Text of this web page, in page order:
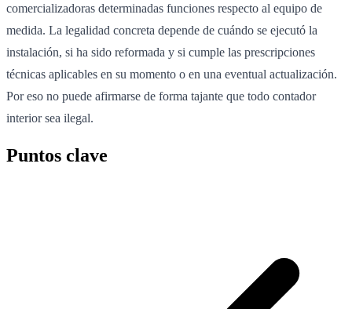
comercializadoras determinadas funciones respecto al equipo de
medida. La legalidad concreta depende de cuándo se ejecutó la
instalación, si ha sido reformada y si cumple las prescripciones
técnicas aplicables en su momento o en una eventual actualización.
Por eso no puede afirmarse de forma tajante que todo contador
interior sea ilegal.
Puntos clave